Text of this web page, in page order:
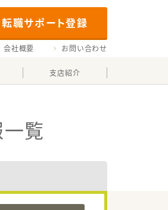
転職サポート登録
会社概要 お問い合わせ
支店紹介
覧